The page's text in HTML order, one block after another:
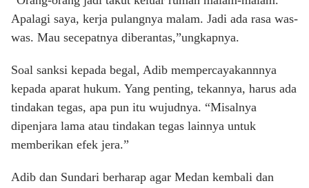
Apalagi saya, kerja pulangnya malam. Jadi ada rasa was-
was. Mau secepatnya diberantas,”ungkapnya.
Soal sanksi kepada begal, Adib mempercayakannnya
kepada aparat hukum. Yang penting, tekannya, harus ada
tindakan tegas, apa pun itu wujudnya. “Misalnya
dipenjara lama atau tindakan tegas lainnya untuk
memberikan efek jera.”
Adib dan Sundari berharap agar Medan kembali dan